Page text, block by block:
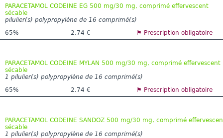
PARACETAMOL CODEINE EG 500 mg/30 mg, comprimé effervescent
sécable
pilulier(s) polypropylène de 16 comprimé(s)
65%
2.74 € ⚑ Prescription obligatoire
PARACETAMOL CODEINE MYLAN 500 mg/30 mg, comprimé effervescent
sécable
1 pilulier(s) polypropylène de 16 comprimé(s)
65%
2.74 € ⚑ Prescription obligatoire
PARACETAMOL CODEINE SANDOZ 500 mg/30 mg, comprimé
sécable
1 pilulier(s) polypropylène de 16 comprimé(s)